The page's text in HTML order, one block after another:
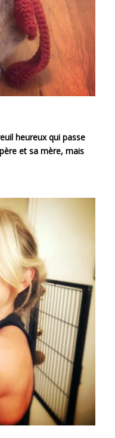
heureux qui passe
et sa mère, mais